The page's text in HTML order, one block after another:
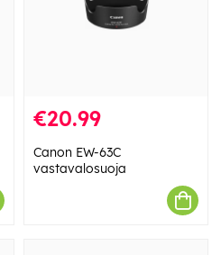
€20.99
Canon EW-63C
vastavalosuoja